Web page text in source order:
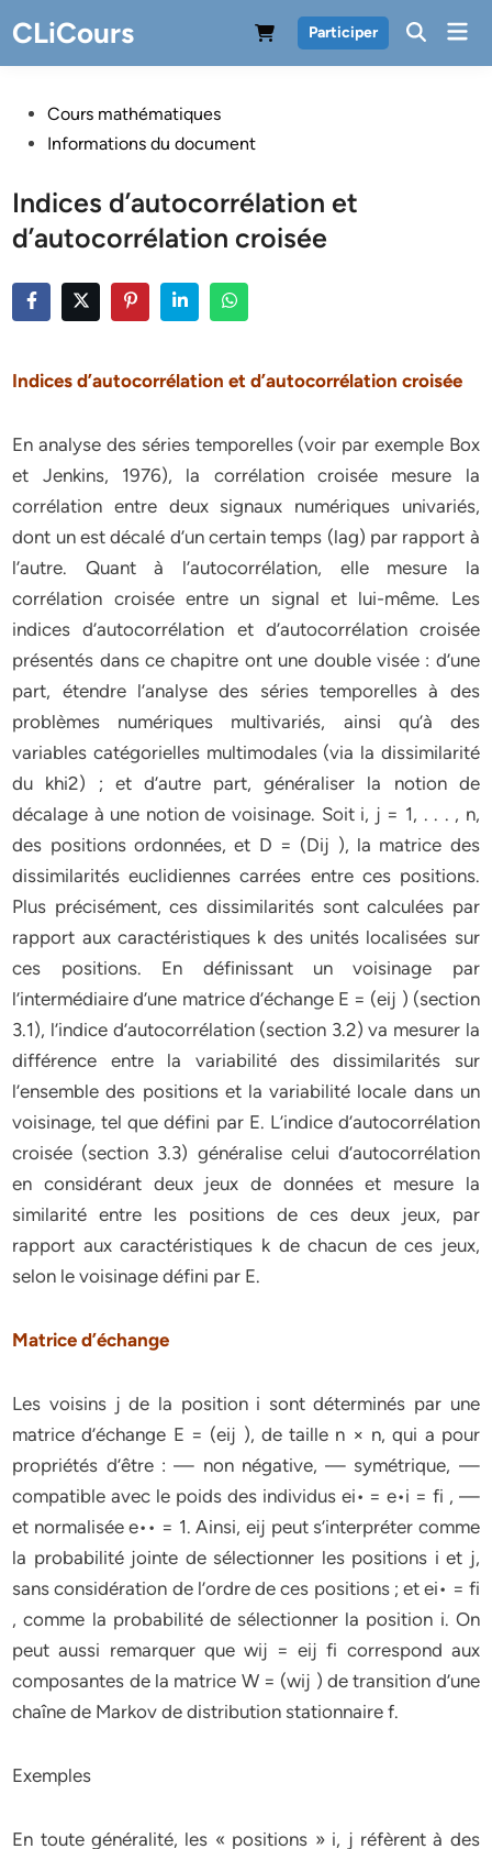
to
content
CLiCours Participer
PostedCours mathématiques
Informations du document
Indices d’autocorrélation et
d’autocorrélation croisée
Indices d’autocorrélation et d’autocorrélation croisée
En analyse des séries temporelles (voir par exemple Box
et Jenkins, 1976), la corrélation croisée mesure la
corrélation entre deux signaux numériques univariés,
dont un est décalé d’un certain temps (lag) par rapport à
l’autre. Quant à l’autocorrélation, elle mesure la
corrélation croisée entre un signal et lui-même. Les
indices d’autocorrélation et d’autocorrélation croisée
présentés dans ce chapitre ont une double visée : d’une
part, étendre l’analyse des séries temporelles à des
problèmes numériques multivariés, ainsi qu’à des
variables catégorielles multimodales (via la dissimilarité
du khi2) ; et d’autre part, généraliser la notion de
décalage à une notion de voisinage. Soit i, j = 1, . . . , n,
des positions ordonnées, et D = (Dij ), la matrice des
dissimilarités euclidiennes carrées entre ces positions.
Plus précisément, ces dissimilarités sont calculées par
rapport aux caractéristiques k des unités localisées sur
ces positions. En définissant un voisinage par
l’intermédiaire d’une matrice d’échange E = (eij ) (section
3.1), l’indice d’autocorrélation (section 3.2) va mesurer la
différence entre la variabilité des dissimilarités sur
l’ensemble des positions et la variabilité locale dans un
voisinage, tel que défini par E. L’indice d’autocorrélation
croisée (section 3.3) généralise celui d’autocorrélation
en considérant deux jeux de données et mesure la
similarité entre les positions de ces deux jeux, par
rapport aux caractéristiques k de chacun de ces jeux,
selon le voisinage défini par E.
Matrice d’échange
Les voisins j de la position i sont déterminés par une
matrice d’échange E = (eij ), de taille n × n, qui a pour
propriétés d’être : — non négative, — symétrique, —
compatible avec le poids des individus ei• = e•i = fi , —
et normalisée e•• = 1. Ainsi, eij peut s’interpréter comme
la probabilité jointe de sélectionner les positions i et j,
sans considération de l’ordre de ces positions ; et ei• = fi
, comme la probabilité de sélectionner la position i. On
peut aussi remarquer que wij = eij fi correspond aux
composantes de la matrice W = (wij ) de transition d’une
chaîne de Markov de distribution stationnaire f.
Exemples
En toute généralité, les « positions » i, j réfèrent à des